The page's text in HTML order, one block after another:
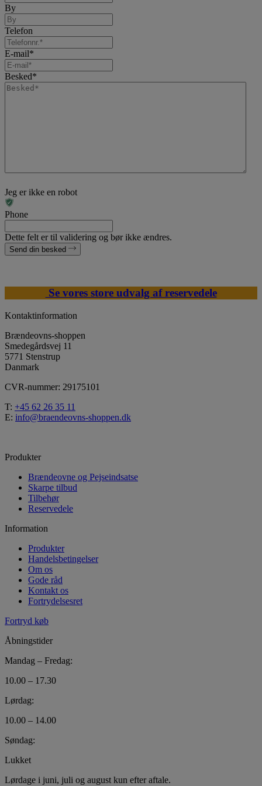
By
Telefon
E-mail*
Besked*
Jeg er ikke en robot
Phone
Dette felt er til validering og bør ikke ændres.
Send din besked
Se vores store udvalg af reservedele
Kontaktinformation
Brændeovns-shoppen
Smedegårdsvej 11
5771 Stenstrup
Danmark
CVR-nummer: 29175101
T: +45 62 26 35 11
E: info@braendeovns-shoppen.dk
Produkter
Brændeovne og Pejseindsatse
Skarpe tilbud
Tilbehør
Reservedele
Information
Produkter
Handelsbetingelser
Om os
Gode råd
Kontakt os
Fortrydelsesret
Fortryd køb
Åbningstider
Mandag – Fredag:
10.00 – 17.30
Lørdag:
10.00 – 14.00
Søndag:
Lukket
Lørdage i juni, juli og august kun efter aftale.